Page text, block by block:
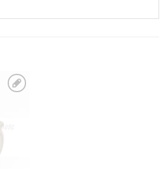
気
入